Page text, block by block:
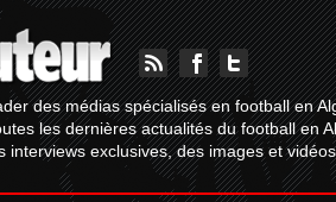
des médias spécialisés en football en
les dernières actualités du football en
interviews exclusives, des images et